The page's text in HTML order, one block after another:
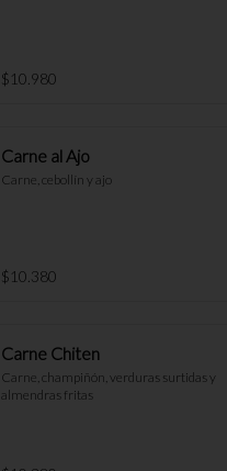
$10.980
Carne al Ajo
Carne, cebollín y ajo
$10.380
Carne Chiten
Carne, champiñón, verduras surtidas y
almendras fritas